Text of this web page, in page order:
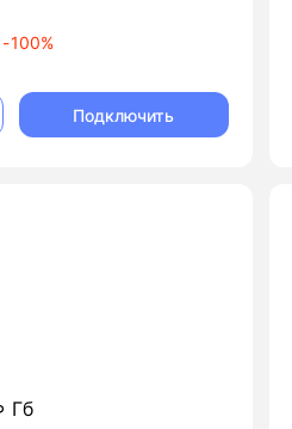
-100%
Подключить
Гб